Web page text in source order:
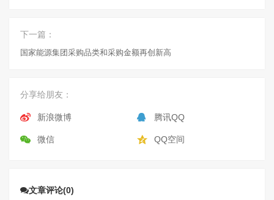
下一篇：
国家能源集团采购品类和采购金额再创新高
分享给朋友：
新浪微博 腾讯QQ
微信 QQ空间
文章评论(0)